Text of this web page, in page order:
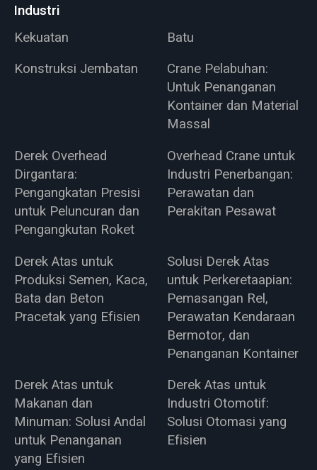
Industri
Kekuatan
Batu
Konstruksi Jembatan
Crane Pelabuhan:
Untuk Penanganan
Kontainer dan Material
Massal
Derek Overhead
Dirgantara:
Pengangkatan Presisi
untuk Peluncuran dan
Pengangkutan Roket
Overhead Crane untuk
Industri Penerbangan:
Perawatan dan
Perakitan Pesawat
Derek Atas untuk
Produksi Semen, Kaca,
Bata dan Beton
Pracetak yang Efisien
Solusi Derek Atas
untuk Perkeretaapian:
Pemasangan Rel,
Perawatan Kendaraan
Bermotor, dan
Penanganan Kontainer
Derek Atas untuk
Makanan dan
Minuman: Solusi Andal
untuk Penanganan
yang Efisien
Derek Atas untuk
Industri Otomotif:
Solusi Otomasi yang
Efisien